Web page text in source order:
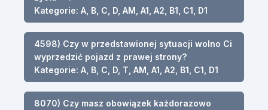
Kategorie: A, B, C, D, AM, A1, A2, B1, C1, D1
4598) Czy w przedstawionej sytuacji wolno Ci
wyprzedzić pojazd z prawej strony?
Kategorie: A, B, C, D, T, AM, A1, A2, B1, C1, D1
8070) Czy masz obowiązek każdorazowo